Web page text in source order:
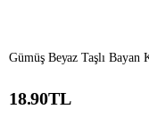
Gümüş Beyaz Taşlı Bayan
18.90TL